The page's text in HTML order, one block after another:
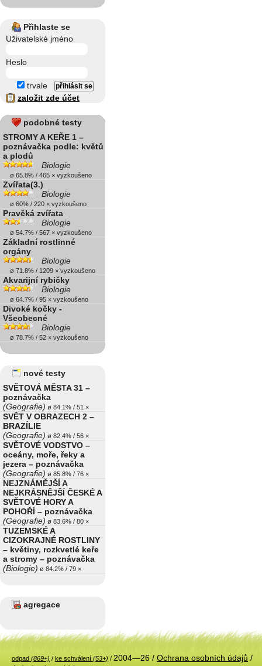
Přihlaste se
Uživatelské jméno
Heslo
trvale
založit zde účet
podobné testy
STROMY A KEŘE 1 –
poznávačka podle: květů
a plodů
Biologie
ø 65.8% / 465 × vyzkoušeno
Zvířata(3.)
Biologie
ø 60% / 220 × vyzkoušeno
Pravěká zvířata
Biologie
ø 54.7% / 567 × vyzkoušeno
Základní rostlinné
orgány
Biologie
ø 71.8% / 1209 × vyzkoušeno
Akvarijní rybičky
Biologie
ø 64.7% / 95 × vyzkoušeno
Divoké kočky -
Všeobecné
Biologie
ø 78.7% / 52 × vyzkoušeno
nové testy
SVĚTOVÁ MĚSTA 31 –
poznávačka
(Geografie) ø 84.1% / 51 ×
SVĚT V OBRAZECH 2 –
BRAZÍLIE
(Geografie) ø 82.4% / 56 ×
SVĚTOVÉ VODSTVO –
oceány, moře, řeky a
jezera – poznávačka
(Geografie) ø 85.8% / 76 ×
NEJZNÁMĚJŠÍ A
NEJKRÁSNĚJŠÍ ČESKÉ A
SVĚTOVÉ HORY A
POHOŘÍ – poznávačka
(Geografie) ø 83.6% / 80 ×
TUZEMSKÉ A
CIZOKRAJNÉ ROSTLINY
– květiny, rozkvetlé keře
a stromy – poznávačka
(Biologie) ø 84.2% / 79 ×
agregace
odpad (869+) / ke schválení (53+) / 2004—26 / Ochrana osobních údajů /